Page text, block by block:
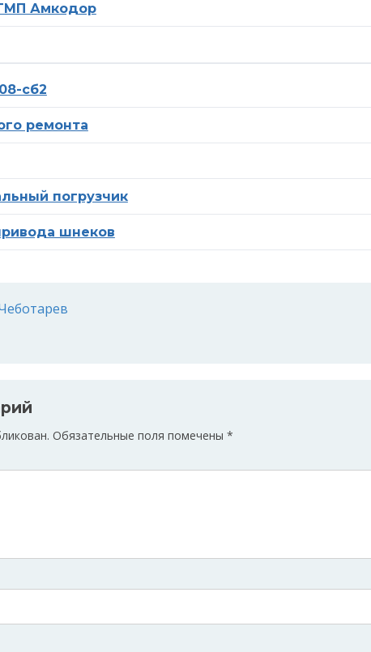
Амкодор
сб2
ремонта
погрузчик
шнеков
Обязательные поля помечены*